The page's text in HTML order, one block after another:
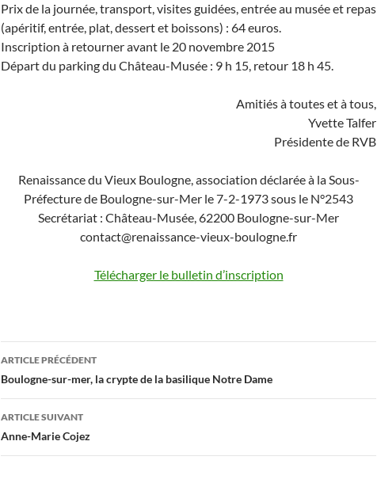
Prix de la journée, transport, visites guidées, entrée au musée et repas
(apéritif, entrée, plat, dessert et boissons) : 64 euros.
Inscription à retourner avant le 20 novembre 2015
Départ du parking du Château-Musée : 9 h 15, retour 18 h 45.
Amitiés à toutes et à tous,
Yvette Talfer
Présidente de RVB
Renaissance du Vieux Boulogne, association déclarée à la Sous-
Préfecture de Boulogne-sur-Mer le 7-2-1973 sous le N°2543
Secrétariat : Château-Musée, 62200 Boulogne-sur-Mer
contact@renaissance-vieux-boulogne.fr
Télécharger le bulletin d’inscription
Navigation
des
articles
ARTICLE PRÉCÉDENT
Boulogne-sur-mer, la crypte de la basilique Notre Dame
ARTICLE SUIVANT
Anne-Marie Cojez